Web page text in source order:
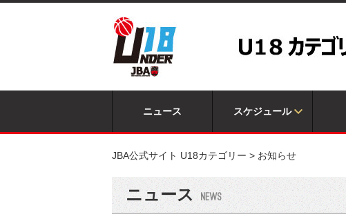
ニュース スケジュール
JBA公式サイト U18カテゴリー > お知らせ
ニュース